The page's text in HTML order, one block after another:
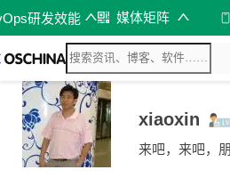
研发效能 媒体矩阵
xiaoxin
来吧，来吧，